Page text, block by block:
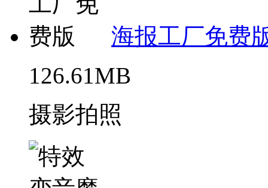
海报工厂免费
126.61MB
摄影拍照